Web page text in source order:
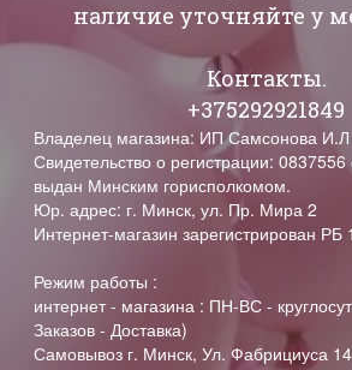
наличие уточняйте у
Контакты.
+375292921849
Владелец магазина: ИП Самсонова И.Л
Свидетельство о регистрации:
выдан Минским горисполкомом.
Юр. адрес: г. Минск, ул. Пр. Мира 2
Интернет-магазин зарегистрирован РБ
Режим работы :
интернет - магазина : ПН-ВС -
Заказов - Доставка)
Самовывоз г. Минск, Ул. Фабрициуса